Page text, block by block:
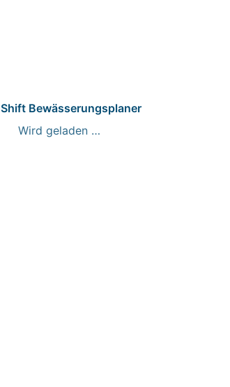
Bewässerungsplaner
Wird geladen …